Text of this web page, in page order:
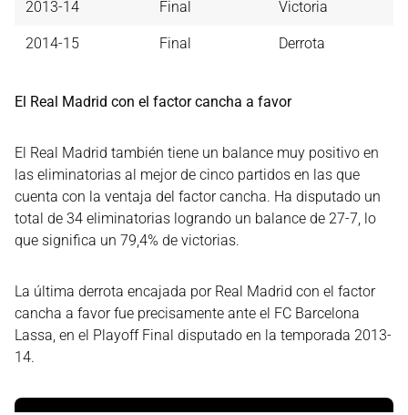
2013-14 Final Victoria
2014-15 Final Derrota
El Real Madrid con el factor cancha a favor
El Real Madrid también tiene un balance muy positivo en
las eliminatorias al mejor de cinco partidos en las que
cuenta con la ventaja del factor cancha. Ha disputado un
total de 34 eliminatorias logrando un balance de 27-7, lo
que significa un 79,4% de victorias.
La última derrota encajada por Real Madrid con el factor
cancha a favor fue precisamente ante el FC Barcelona
Lassa, en el Playoff Final disputado en la temporada 2013-
14.